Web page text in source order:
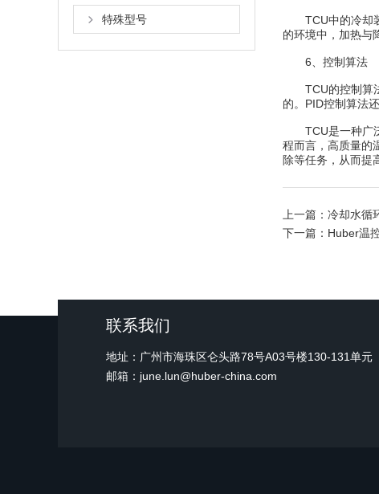
特殊型号
TCU中的冷却装
的环境中，加热与
6、控制算法
TCU的控制算法
的。PID控制算法
TCU是一种广泛
程而言，高质量的
除等任务，从而提
上一篇： 冷却水循
下一篇： Huber温
联系我们
地址：广州市海珠区仑头路78号A03号楼130-131单元
邮箱：june.lun@huber-china.com